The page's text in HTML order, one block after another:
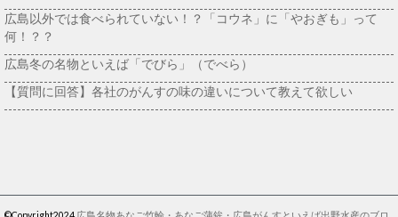
広島以外では食べられていない！？「コウネ」に「やおぎも」って
何！？？
広島冬の名物といえば「でびら」（でべら）
【質問に回答】各社のがんすの味の違いについて教えて欲しい